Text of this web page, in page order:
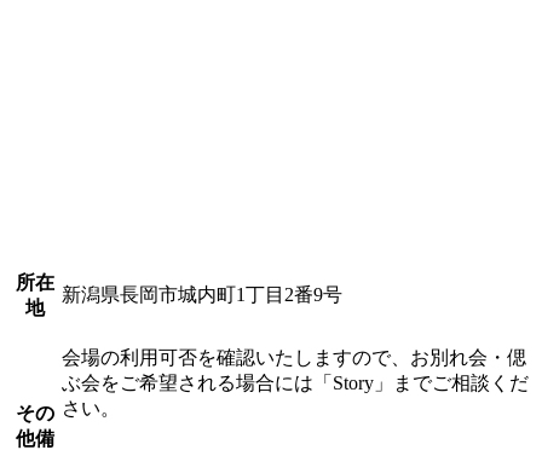
所在
地
新潟県長岡市城内町1丁目2番9号
その
他備
会場の利用可否を確認いたしますので、お別れ会・偲
ぶ会をご希望される場合には「Story」までご相談くだ
さい。